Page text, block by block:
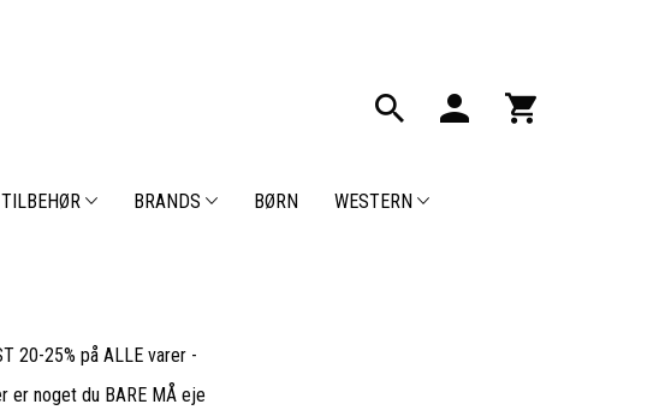
TILBEHØR BRANDS BØRN WESTERN
20-25% på ALLE varer -
er noget du BARE MÅ eje